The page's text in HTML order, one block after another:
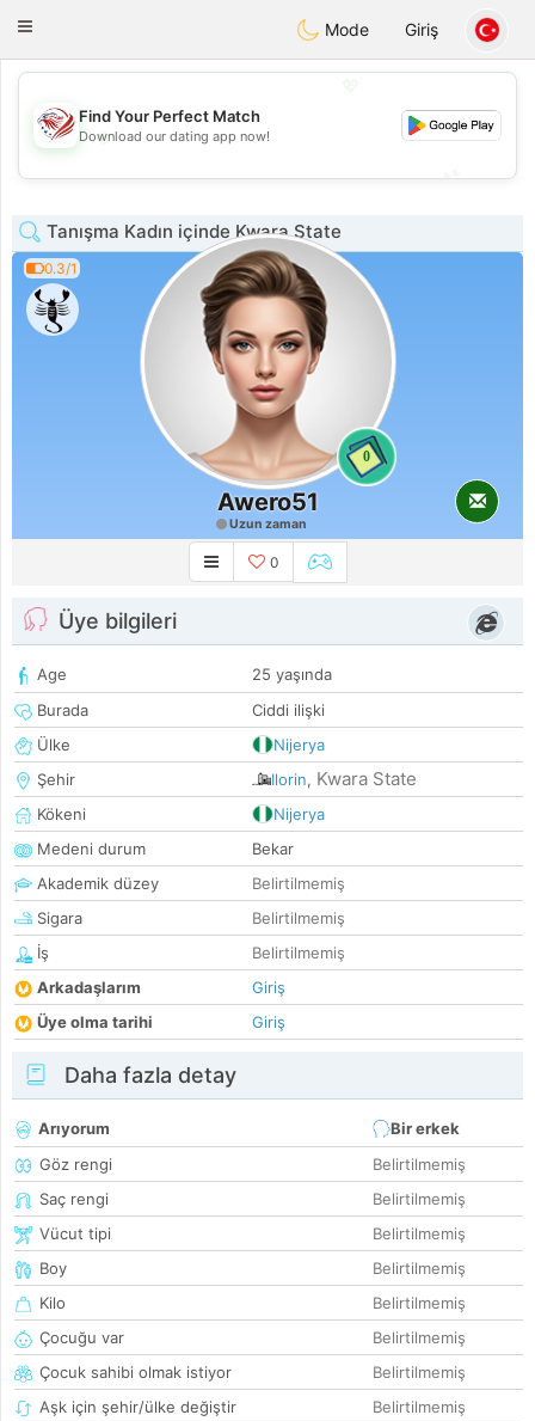
Dating
Toggle
Mode Giriş
💖
Find Your Perfect Match
Download our dating app now!
Tanışma Kadın içinde Kwara State
0.3/1
0
Awero51
Uzun zaman
0
Üye bilgileri
Age
25 yaşında
Burada
Ciddi ilişki
Ülke
Nijerya
Şehir
Ilorin, Kwara State
Kökeni
Nijerya
Medeni durum
Bekar
Akademik düzey
Belirtilmemiş
Sigara
Belirtilmemiş
İş
Belirtilmemiş
Arkadaşlarım
Giriş
Üye olma tarihi
Giriş
Daha fazla detay
Arıyorum
Bir erkek
Göz rengi
Belirtilmemiş
Saç rengi
Belirtilmemiş
Vücut tipi
Belirtilmemiş
Boy
Belirtilmemiş
Kilo
Belirtilmemiş
Çocuğu var
Belirtilmemiş
Çocuk sahibi olmak istiyor
Belirtilmemiş
Aşk için şehir/ülke değiştir
Belirtilmemiş